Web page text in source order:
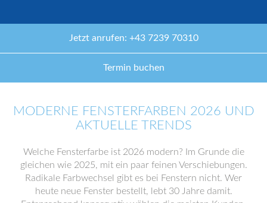
Jetzt anrufen: +43 7239 70310
Termin buchen
MODERNE FENSTERFARBEN 2026 UND
AKTUELLE TRENDS
Welche Fensterfarbe ist 2026 modern? Im Grunde die
gleichen wie 2025, mit ein paar feinen Verschiebungen.
Radikale Farbwechsel gibt es bei Fenstern nicht. Wer
heute neue Fenster bestellt, lebt 30 Jahre damit.